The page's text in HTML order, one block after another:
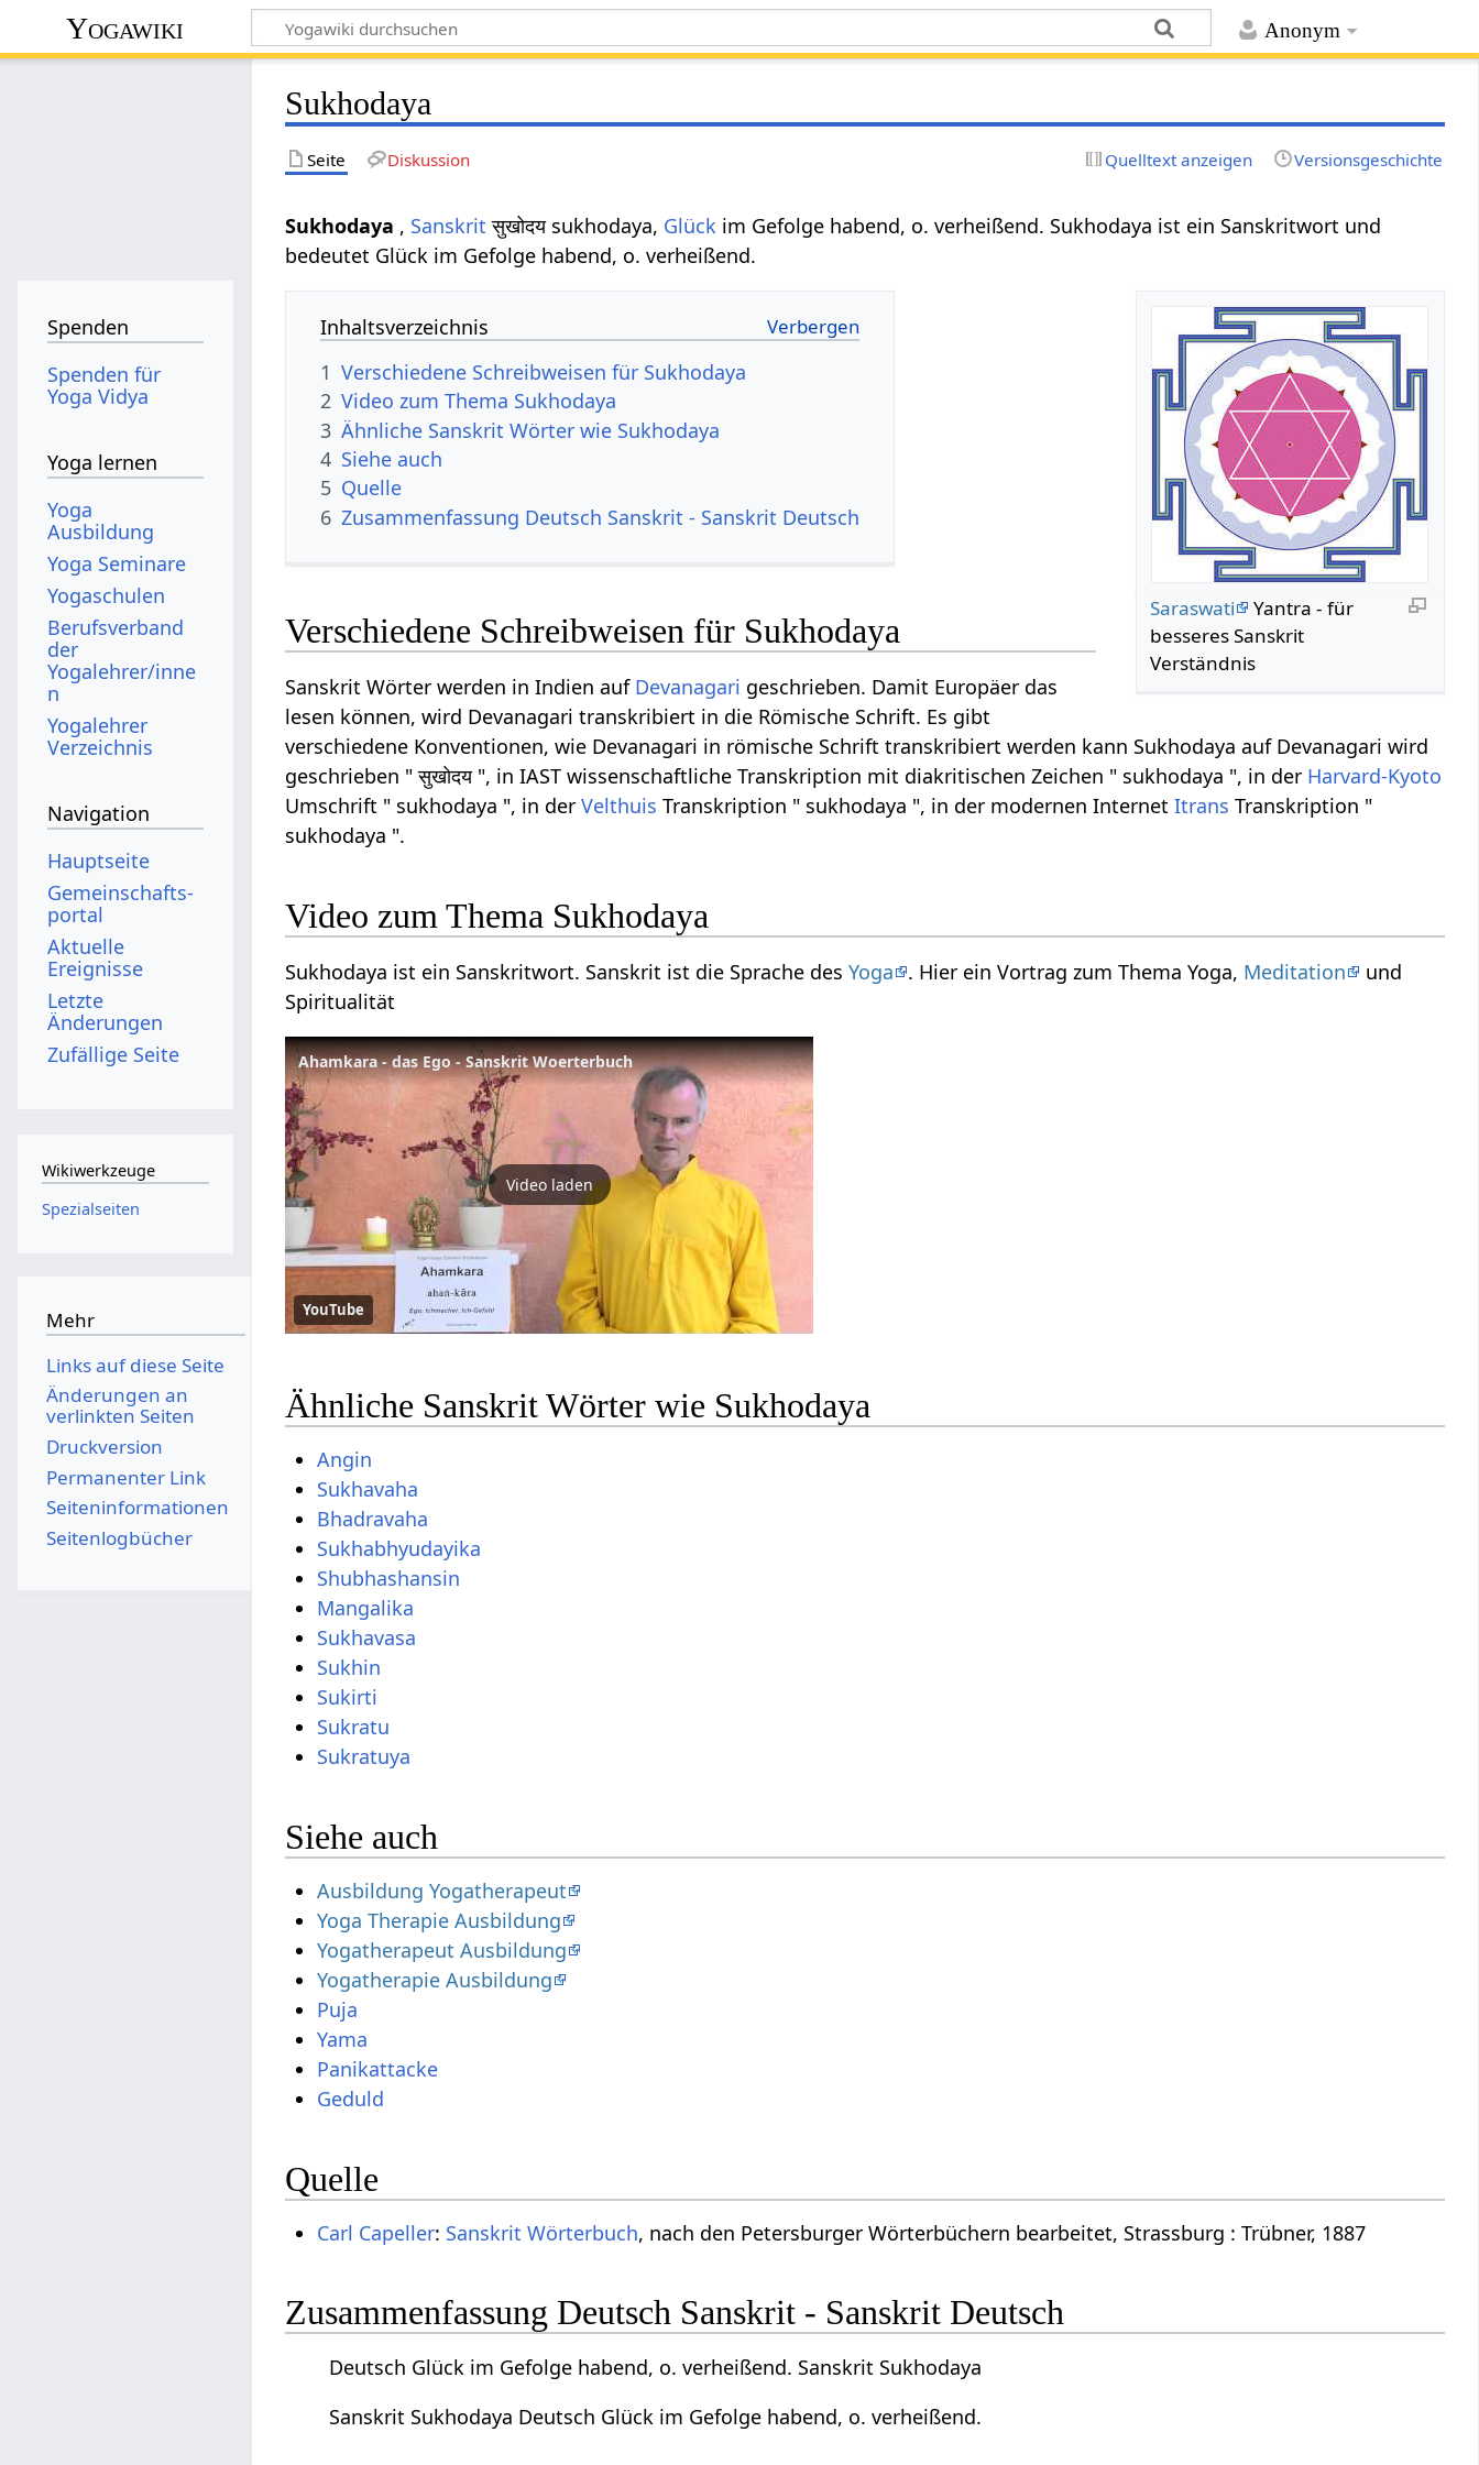
Anonym
Yogawiki
Sukhodaya
Seite Diskussion Quelltext anzeigen Versionsgeschichte
Sukhodaya , Sanskrit सुखोदय sukhodaya, Glück im Gefolge habend, o. verheißend. Sukhodaya ist ein Sanskritwort und
bedeutet Glück im Gefolge habend, o. verheißend.
Saraswati
Yantra - für
besseres Sanskrit
Verständnis
Inhaltsverzeichnis
1 Verschiedene Schreibweisen für Sukhodaya
2 Video zum Thema Sukhodaya
3 Ähnliche Sanskrit Wörter wie Sukhodaya
4 Siehe auch
5 Quelle
6 Zusammenfassung Deutsch Sanskrit - Sanskrit Deutsch
Verschiedene Schreibweisen für Sukhodaya
Sanskrit Wörter werden in Indien auf Devanagari geschrieben. Damit Europäer das
lesen können, wird Devanagari transkribiert in die Römische Schrift. Es gibt
verschiedene Konventionen, wie Devanagari in römische Schrift transkribiert werden kann Sukhodaya auf Devanagari wird
geschrieben " सुखोदय ", in IAST wissenschaftliche Transkription mit diakritischen Zeichen " sukhodaya ", in der Harvard-Kyoto
Umschrift " sukhodaya ", in derVelthuis Transkription " sukhodaya ", in der modernen InternetItrans Transkription "
sukhodaya ".
Video zum Thema Sukhodaya
Sukhodaya ist ein Sanskritwort. Sanskrit ist die Sprache desYoga . Hier ein Vortrag zum Thema Yoga, Meditation
und
Spiritualität
Ahamkara - das Ego - Sanskrit Woerterbuch
Video laden
YouTube
Ähnliche Sanskrit Wörter wie Sukhodaya
Angin
Sukhavaha
Bhadravaha
Sukhabhyudayika
Shubhashansin
Mangalika
Sukhavasa
Sukhin
Sukirti
Sukratu
Sukratuya
Siehe auch
Ausbildung Yogatherapeut
Yoga Therapie Ausbildung
Yogatherapeut Ausbildung
Yogatherapie Ausbildung
Puja
Yama
Panikattacke
Geduld
Quelle
Carl Capeller: Sanskrit Wörterbuch, nach den Petersburger Wörterbüchern bearbeitet, Strassburg : Trübner, 1887
Zusammenfassung Deutsch Sanskrit - Sanskrit Deutsch
Deutsch Glück im Gefolge habend, o. verheißend. Sanskrit Sukhodaya
Sanskrit Sukhodaya Deutsch Glück im Gefolge habend, o. verheißend.
Spenden
Spenden für
Yoga Vidya
Yoga lernen
Yoga
Ausbildung
Yoga Seminare
Yogaschulen
Berufsverband
der
Yogalehrer/inne
n
Yogalehrer
Verzeichnis
Navigation
Hauptseite
Gemeinschafts­
portal
Aktuelle
Ereignisse
Letzte
Änderungen
Zufällige Seite
Wikiwerkzeuge
Spezialseiten
Mehr
Links auf diese Seite
Änderungen an
verlinkten Seiten
Druckversion
Permanenter Link
Seiten­­informationen
Seitenlogbücher